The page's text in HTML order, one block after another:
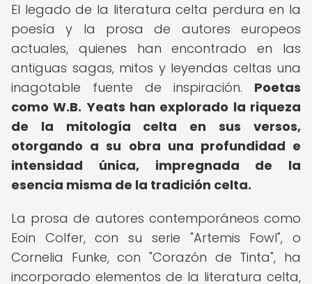
El legado de la literatura celta perdura en la
poesía y la prosa de autores europeos
actuales, quienes han encontrado en las
antiguas sagas, mitos y leyendas celtas una
inagotable fuente de inspiración. Poetas
como W.B. Yeats han explorado la riqueza
de la mitología celta en sus versos,
otorgando a su obra una profundidad e
intensidad única, impregnada de la
esencia misma de la tradición celta.
La prosa de autores contemporáneos como
Eoin Colfer, con su serie "Artemis Fowl", o
Cornelia Funke, con "Corazón de Tinta", ha
incorporado elementos de la literatura celta,